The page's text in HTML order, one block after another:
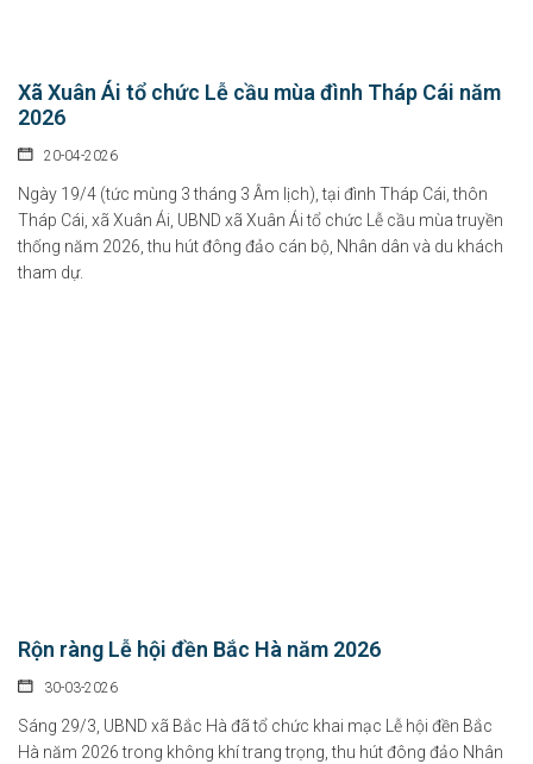
Xã Xuân Ái tổ chức Lễ cầu mùa đình Tháp Cái năm
2026
20-04-2026
Ngày 19/4 (tức mùng 3 tháng 3 Âm lịch), tại đình Tháp Cái, thôn
Tháp Cái, xã Xuân Ái, UBND xã Xuân Ái tổ chức Lễ cầu mùa truyền
thống năm 2026, thu hút đông đảo cán bộ, Nhân dân và du khách
tham dự.
Rộn ràng Lễ hội đền Bắc Hà năm 2026
30-03-2026
Sáng 29/3, UBND xã Bắc Hà đã tổ chức khai mạc Lễ hội đền Bắc
Hà năm 2026 trong không khí trang trọng, thu hút đông đảo Nhân